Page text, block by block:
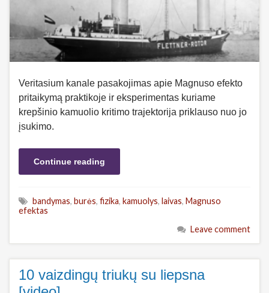
Veritasium kanale pasakojimas apie Magnuso efekto
pritaikymą praktikoje ir eksperimentas kuriame
krepšinio kamuolio kritimo trajektorija priklauso nuo jo
įsukimo.
Continue reading
bandymas, burės, fizika, kamuolys, laivas, Magnuso
efektas
Leave comment
10 vaizdingų triukų su liepsna